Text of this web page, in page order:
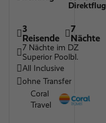
Direktflug
3
Reisende
7
Nächte
7 Nächte im DZ
Superior Poolbl.
All Inclusive
ohne Transfer
Coral
Travel